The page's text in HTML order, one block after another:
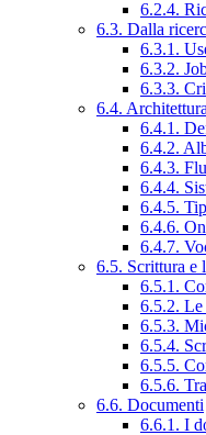
6.2.4.
6.3. Dalla
6.3.1.
6.3.2.
6.3.3.
6.4.
6.4.1.
6.4.2.
6.4.3.
6.4.4.
6.4.5.
6.4.6.
6.4.7.
6.5. Scrittura e
6.5.1.
6.5.2. Le
6.5.3.
6.5.4.
6.5.5.
6.5.6.
6.6. Documenti
6.6.1. I